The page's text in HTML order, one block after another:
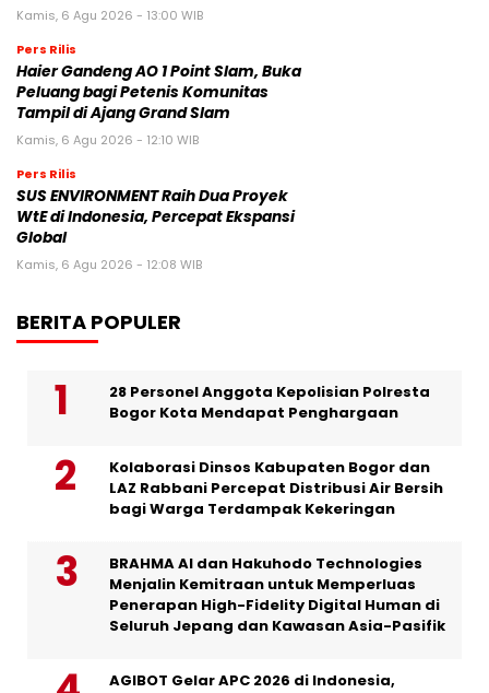
Kamis, 6 Agu 2026 - 13:00 WIB
Pers Rilis
Haier Gandeng AO 1 Point Slam, Buka
Peluang bagi Petenis Komunitas
Tampil di Ajang Grand Slam
Kamis, 6 Agu 2026 - 12:10 WIB
Pers Rilis
SUS ENVIRONMENT Raih Dua Proyek
WtE di Indonesia, Percepat Ekspansi
Global
Kamis, 6 Agu 2026 - 12:08 WIB
BERITA POPULER
28 Personel Anggota Kepolisian Polresta
Bogor Kota Mendapat Penghargaan
Kolaborasi Dinsos Kabupaten Bogor dan
LAZ Rabbani Percepat Distribusi Air Bersih
bagi Warga Terdampak Kekeringan
BRAHMA AI dan Hakuhodo Technologies
Menjalin Kemitraan untuk Memperluas
Penerapan High-Fidelity Digital Human di
Seluruh Jepang dan Kawasan Asia-Pasifik
AGIBOT Gelar APC 2026 di Indonesia,